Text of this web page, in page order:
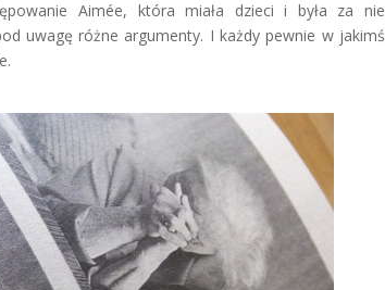
Aimée, która miała dzieci i była za nie
uwagę różne argumenty. I każdy pewnie w jakimś